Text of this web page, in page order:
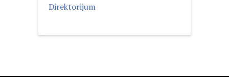
Direktorijum